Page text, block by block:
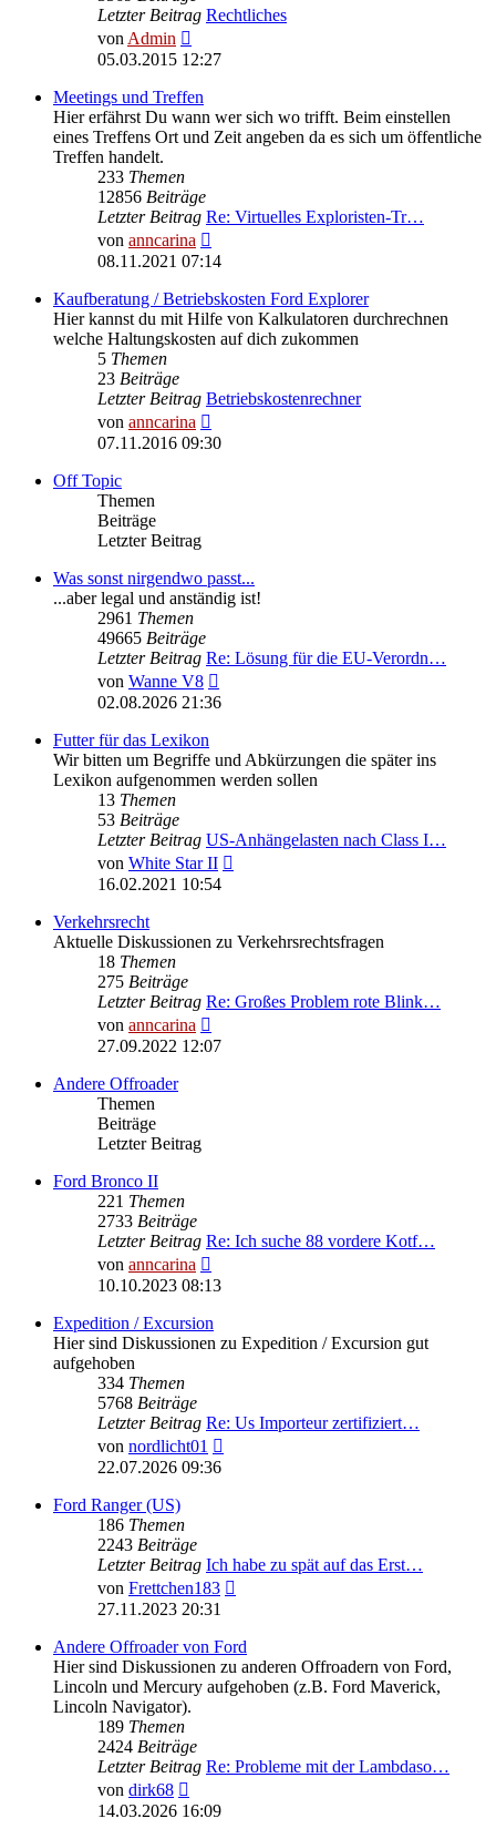
Letzter Beitrag Rechtliches
vonAdmin
Beitrag
05.03.2015 12:27
Meetings und Treffen
Hier erfährst Du wann wer sich wo trifft. Beim einstellen
eines Treffens Ort und Zeit angeben da es sich um öffentliche
Treffen handelt.
233 Themen
12856 Beiträge
Letzter Beitrag Re: Virtuelles Exploristen-Tr…
von anncarina
Beitrag
08.11.2021 07:14
Kaufberatung / Betriebskosten Ford Explorer
Hier kannst du mit Hilfe von Kalkulatoren durchrechnen
welche Haltungskosten auf dich zukommen
5 Themen
23 Beiträge
Letzter Beitrag Betriebskostenrechner
von anncarina
Beitrag
07.11.2016 09:30
Off Topic
Themen
Beiträge
Letzter Beitrag
Was sonst nirgendwo passt...
...aber legal und anständig ist!
2961 Themen
49665 Beiträge
Letzter Beitrag Re: Lösung für die EU‑Verordn…
von Wanne V8
Beitrag
02.08.2026 21:36
Futter für das Lexikon
Wir bitten um Begriffe und Abkürzungen die später ins
Lexikon aufgenommen werden sollen
13 Themen
53 Beiträge
Letzter Beitrag US-Anhängelasten nach Class I…
von White Star II
16.02.2021 10:54
Verkehrsrecht
Aktuelle Diskussionen zu Verkehrsrechtsfragen
18 Themen
275 Beiträge
Letzter Beitrag Re: Großes Problem rote Blink…
von anncarina
Beitrag
27.09.2022 12:07
Andere Offroader
Themen
Beiträge
Letzter Beitrag
Ford Bronco II
221 Themen
2733 Beiträge
Letzter Beitrag Re: Ich suche 88 vordere Kotf…
von anncarina
Beitrag
10.10.2023 08:13
Expedition / Excursion
Hier sind Diskussionen zu Expedition / Excursion gut
aufgehoben
334 Themen
5768 Beiträge
Letzter Beitrag Re: Us Importeur zertifiziert…
von nordlicht01
22.07.2026 09:36
Ford Ranger (US)
186 Themen
2243 Beiträge
Letzter Beitrag Ich habe zu spät auf das Erst…
von Frettchen183
27.11.2023 20:31
Andere Offroader von Ford
Hier sind Diskussionen zu anderen Offroadern von Ford,
Lincoln und Mercury aufgehoben (z.B. Ford Maverick,
Lincoln Navigator).
189 Themen
2424 Beiträge
Letzter Beitrag Re: Probleme mit der Lambdaso…
von dirk68
Beitrag
14.03.2026 16:09